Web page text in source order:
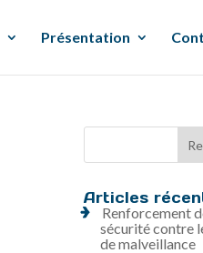
Présentation
Articles
Renforcement
sécurité contre
de malveillance